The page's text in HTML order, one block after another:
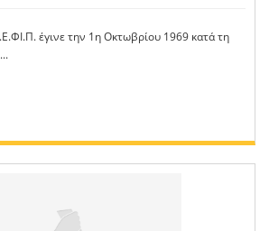
έγινε την 1η Οκτωβρίου 1969 κατά τη